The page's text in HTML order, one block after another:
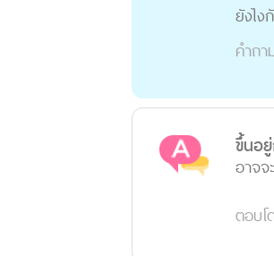
ยังไง
คำถา
ขึ้นอ
อาจจ
ตอบโ